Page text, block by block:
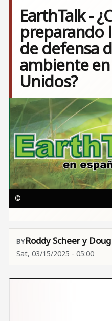
EarthTalk -
preparando
de defensa
ambiente
Unidos?
Image
©
Roddy Scheer y
Sat, 03/15/2025 - 05:00